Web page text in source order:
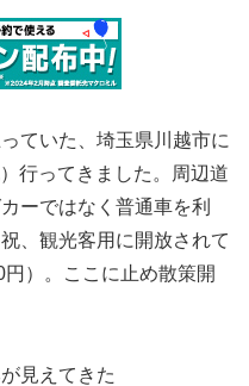
ていた、埼玉県川越市に
行ってきました。周辺道
ーではなく普通車を利
、観光客用に開放されて
）。ここに止め散策開
見えてきた